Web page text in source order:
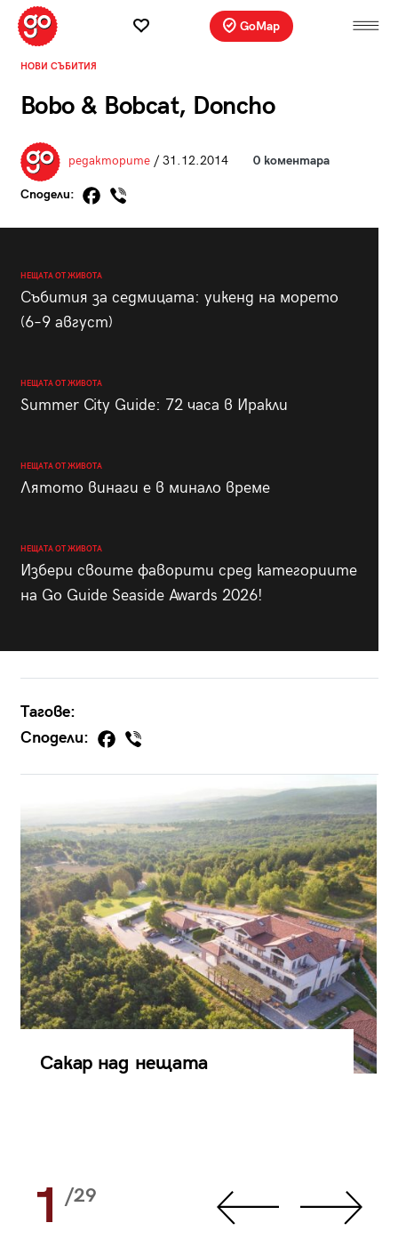
GoMap
НОВИ СЪБИТИЯ
Bobo & Bobcat, Doncho
редакторите/ 31.12.2014 0 коментара
Сподели:
НЕЩАТА ОТ ЖИВОТА
Събития за седмицата: уикенд на морето
(6–9 август)
НЕЩАТА ОТ ЖИВОТА
Summer City Guide: 72 часа в Иракли
НЕЩАТА ОТ ЖИВОТА
Лятото винаги е в минало време
НЕЩАТА ОТ ЖИВОТА
Избери своите фаворити сред категориите
на Go Guide Seaside Awards 2026!
Тагове:
Сподели:
Сакар над нещата
1 /29